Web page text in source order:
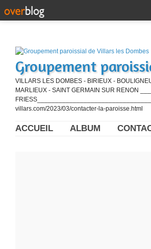
Groupement
VILLARS LES DOMBES - BIRIEUX -
MARLIEUX - SAINT GERMAIN SUR RENON
villars.com/2023/03/contacter-la-paroisse.html
ACCUEIL ALBUM